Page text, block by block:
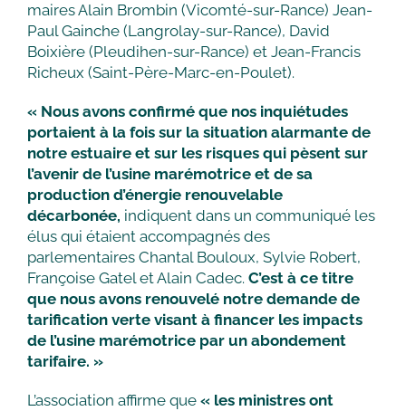
maires Alain Brombin (Vicomté-sur-Rance) Jean-
Paul Gainche (Langrolay-sur-Rance), David
Boixière (Pleudihen-sur-Rance) et Jean-Francis
Richeux (Saint-Père-Marc-en-Poulet).
« Nous avons confirmé que nos inquiétudes
portaient à la fois sur la situation alarmante de
notre estuaire et sur les risques qui pèsent sur
l’avenir de l’usine marémotrice et de sa
production d’énergie renouvelable
décarbonée, indiquent dans un communiqué les
élus qui étaient accompagnés des
parlementaires Chantal Bouloux, Sylvie Robert,
Françoise Gatel et Alain Cadec.C’est à ce titre
que nous avons renouvelé notre demande de
tarification verte visant à financer les impacts
de l’usine marémotrice par un abondement
tarifaire. »
L’association affirme que « les ministres ont